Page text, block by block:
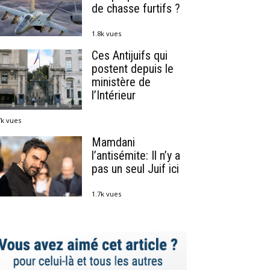
de chasse furtifs ?
1.8k vues
Ces Antijuifs qui
postent depuis le
ministère de
l’Intérieur
vues
Mamdani
l’antisémite: Il n’y a
pas un seul Juif ici
1.7k vues